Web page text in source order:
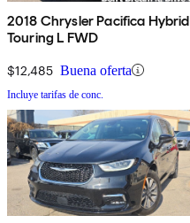
2018 Chrysler Pacifica Hybrid
Touring L FWD
$12,485 Buena oferta
Incluye tarifas de conc.